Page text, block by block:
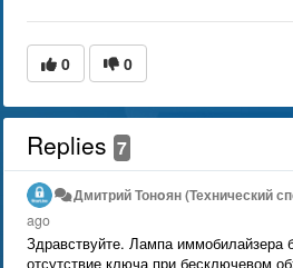
0 0
Replies 7
Дмитрий Тонoян (Технический
ago
Здравствуйте. Лампа иммобилайзера
отсутствие ключа при бесключевом